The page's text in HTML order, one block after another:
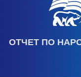
ОТЧЕТ ПО